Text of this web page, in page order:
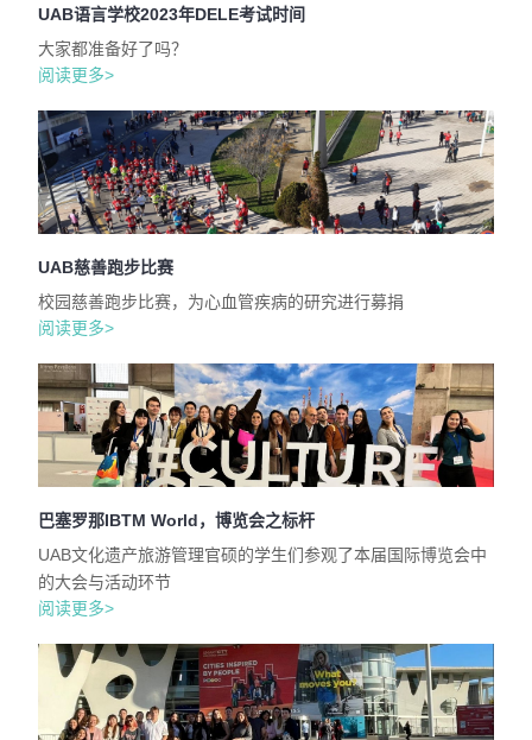
UAB语言学校2023年DELE考试时间
大家都准备好了吗？
阅读更多>
UAB慈善跑步比赛
校园慈善跑步比赛，为心血管疾病的研究进行募捐
阅读更多>
巴塞罗那IBTM World，博览会之标杆
UAB文化遗产旅游管理官硕的学生们参观了本届国际博览会中
的大会与活动环节
阅读更多>